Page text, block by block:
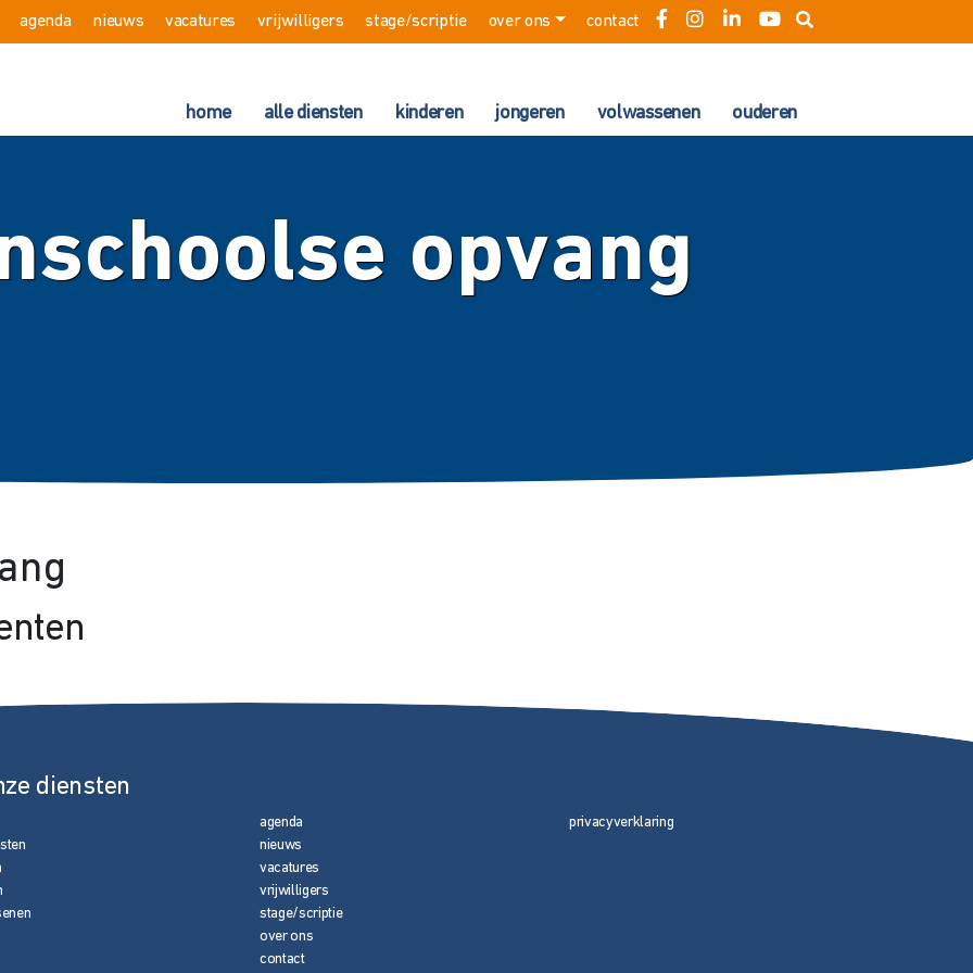
agenda nieuws vacatures vrijwilligers stage/scriptie over ons contact
home alle diensten kinderen jongeren volwassenen ouderen
opvang
diensten
agenda
nieuws
vacatures
vrijwilligers
stage/scriptie
over ons
contact
privacyverklaring